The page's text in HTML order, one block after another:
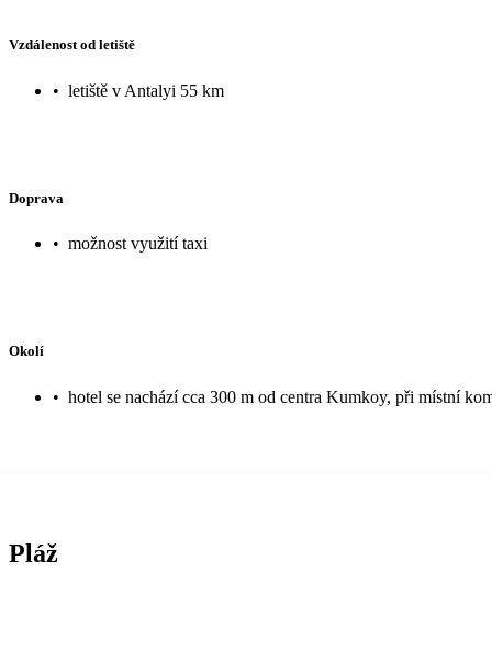
Vzdálenost od letiště
• letiště v Antalyi 55 km
Doprava
• možnost využití taxi
Okolí
• hotel se nachází cca 300 m od centra Kumkoy, při místní
Pláž